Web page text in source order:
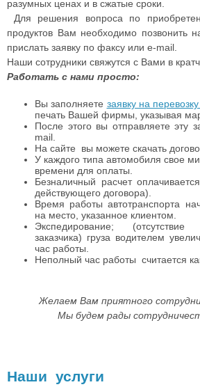
разумных ценах и в сжатые сроки.
Для решения вопроса по
продуктов Вам необходимо позвонить
прислать заявку по факсу или e-mail.
Наши сотрудники свяжутся с Вами в
Работать с нами просто:
Вы заполняете заявку на перевозку
печать Вашей фирмы, указывая
После этого вы отправляете эту
mail.
На сайте вы можете скачать
У каждого типа автомобиля свое
времени для оплаты.
Безналичный расчет
действующего договора).
Время работы автотранспорта
на место, указанное клиентом.
Экспедирование;
заказчика) груза водителем
час работы.
Неполный час работы считается
Желаем Вам приятного
Мы будем рады
Наши услуги